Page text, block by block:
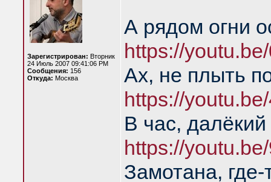
Зарегистрирован: Вторник
24 Июль 2007 09:41:06 PM
Сообщения: 156
Откуда: Москва
А рядом огни
https://
Ах, не плыть
https://
В час, далёкий
https://
Замотана,